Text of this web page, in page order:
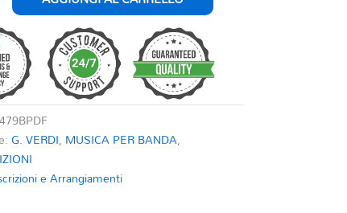
G. VERDI, MUSICA PER BANDA,
e Arrangiamenti